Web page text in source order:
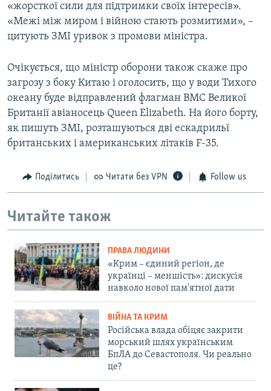
«жорсткої сили для підтримки своїх інтересів».
«Межі між миром і війною стають розмитими», –
цитують ЗМІ уривок з промови міністра.
Очікується, що міністр оборони також скаже про
загрозу з боку Китаю і оголосить, що у води Тихого
океану буде відправлений флагман ВМС Великої
Британії авіаносець Queen Elizabeth. На його борту,
як пишуть ЗМІ, розташуються дві ескадрильї
британських і американських літаків F-35.
Поділитись Читати без VPN Follow us
Читайте також
ПРАВА ЛЮДИНИ
«Крим – єдиний регіон, де
українці – меншість»: дискусія
навколо нової пам'ятної дати
ВІЙНА ТА КРИМ
Російська влада обіцяє закрити
морський шлях українським
БпЛА до Севастополя. Чи реально
це?